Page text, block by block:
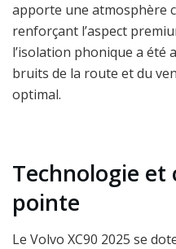
apporte une atmosphère
renforçant l’aspect
l’isolation phonique a été
bruits de la route et du
optimal.
Technologie
pointe
Le Volvo XC90 2025 se